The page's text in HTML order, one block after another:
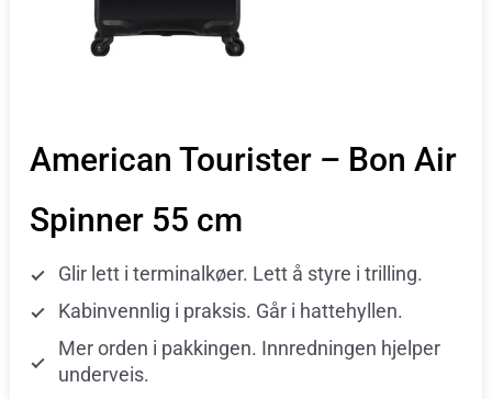
American Tourister – Bon Air
Spinner 55 cm
Glir lett i terminalkøer. Lett å styre i trilling.
Kabinvennlig i praksis. Går i hattehyllen.
Mer orden i pakkingen. Innredningen hjelper
underveis.